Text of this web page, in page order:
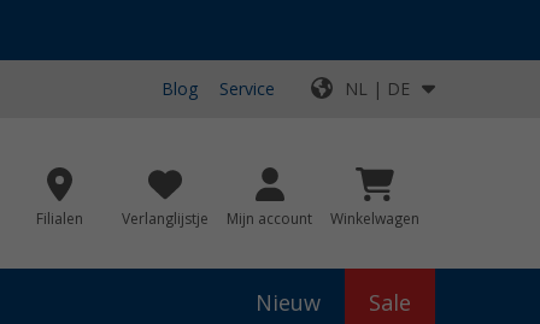
Blog Service NL | DE
Filialen Verlanglijstje Mijn account Winkelwagen
Nieuw Sale